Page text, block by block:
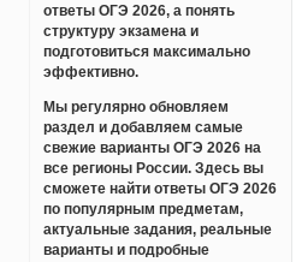
ответы ОГЭ 2026, а понять
структуру экзамена и
подготовиться максимально
эффективно.
Мы регулярно обновляем
раздел и добавляем самые
свежие варианты ОГЭ 2026 на
все регионы России. Здесь вы
сможете найти ответы ОГЭ 2026
по популярным предметам,
актуальные задания, реальные
варианты и подробные